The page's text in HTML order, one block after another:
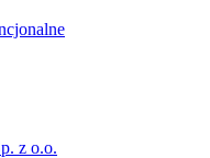
z o.o.